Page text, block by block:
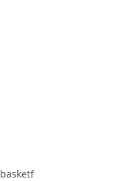
basketf